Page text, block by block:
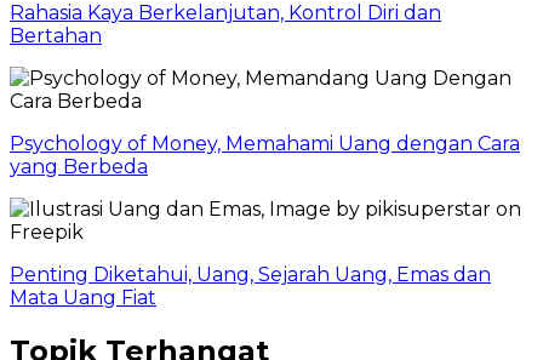
Rahasia Kaya Berkelanjutan, Kontrol Diri dan
Bertahan
Psychology of Money, Memahami Uang dengan Cara
yang Berbeda
Penting Diketahui, Uang, Sejarah Uang, Emas dan
Mata Uang Fiat
Topik Terhangat